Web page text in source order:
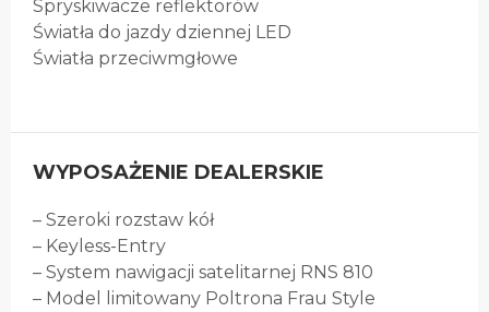
Spryskiwacze reflektorów
Światła do jazdy dziennej LED
Światła przeciwmgłowe
WYPOSAŻENIE DEALERSKIE
– Szeroki rozstaw kół
– Keyless-Entry
– System nawigacji satelitarnej RNS 810
– Model limitowany Poltrona Frau Style